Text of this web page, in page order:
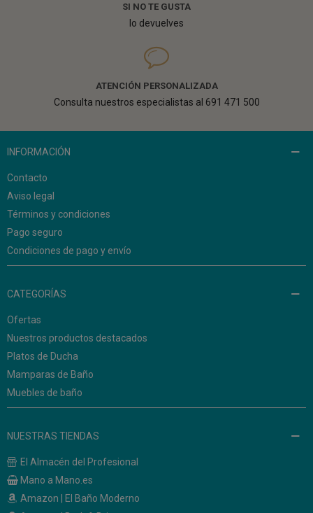
SI NO TE GUSTA
lo devuelves
ATENCIÓN PERSONALIZADA
Consulta nuestros especialistas al 691 471 500
INFORMACIÓN
Contacto
Aviso legal
Términos y condiciones
Pago seguro
Condiciones de pago y envío
CATEGORÍAS
Ofertas
Nuestros productos destacados
Platos de Ducha
Mamparas de Baño
Muebles de baño
NUESTRAS TIENDAS
El Almacén del Profesional
Mano a Mano.es
Amazon | El Baño Moderno